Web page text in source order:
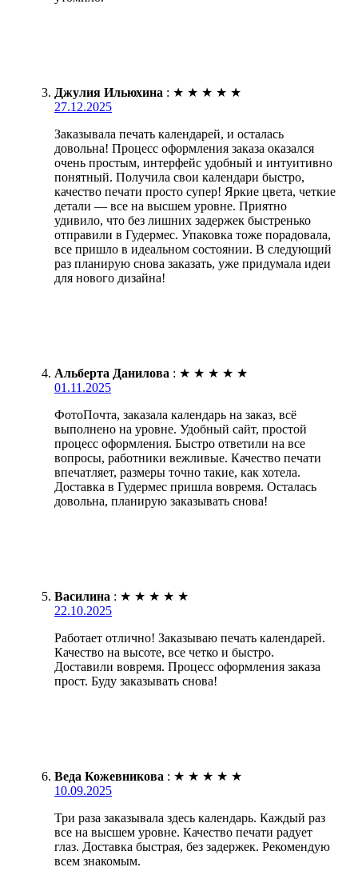
Джулия Ильюхина : ★ ★ ★ ★ ★
27.12.2025
Заказывала печать календарей, и осталась
довольна! Процесс оформления заказа оказался
очень простым, интерфейс удобный и интуитивно
понятный. Получила свои календари быстро,
качество печати просто супер! Яркие цвета, четкие
детали — все на высшем уровне. Приятно
удивило, что без лишних задержек быстренько
отправили в Гудермес. Упаковка тоже порадовала,
все пришло в идеальном состоянии. В следующий
раз планирую снова заказать, уже придумала идеи
для нового дизайна!
Альберта Данилова : ★ ★ ★ ★ ★
01.11.2025
ФотоПочта, заказала календарь на заказ, всё
выполнено на уровне. Удобный сайт, простой
процесс оформления. Быстро ответили на все
вопросы, работники вежливые. Качество печати
впечатляет, размеры точно такие, как хотела.
Доставка в Гудермес пришла вовремя. Осталась
довольна, планирую заказывать снова!
Василина : ★ ★ ★ ★ ★
22.10.2025
Работает отлично! Заказываю печать календарей.
Качество на высоте, все четко и быстро.
Доставили вовремя. Процесс оформления заказа
прост. Буду заказывать снова!
Веда Кожевникова : ★ ★ ★ ★ ★
10.09.2025
Три раза заказывала здесь календарь. Каждый раз
все на высшем уровне. Качество печати радует
глаз. Доставка быстрая, без задержек. Рекомендую
всем знакомым.